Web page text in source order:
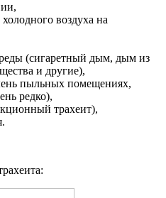
воздуха на
(сигаретный дым, дым из
и другие),
пыльных помещениях,
редко),
трахеит),